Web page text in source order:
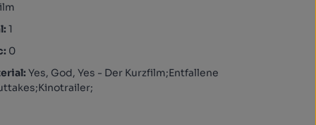
1
0
Yes, God, Yes - Der Kurzfilm;Entfallene